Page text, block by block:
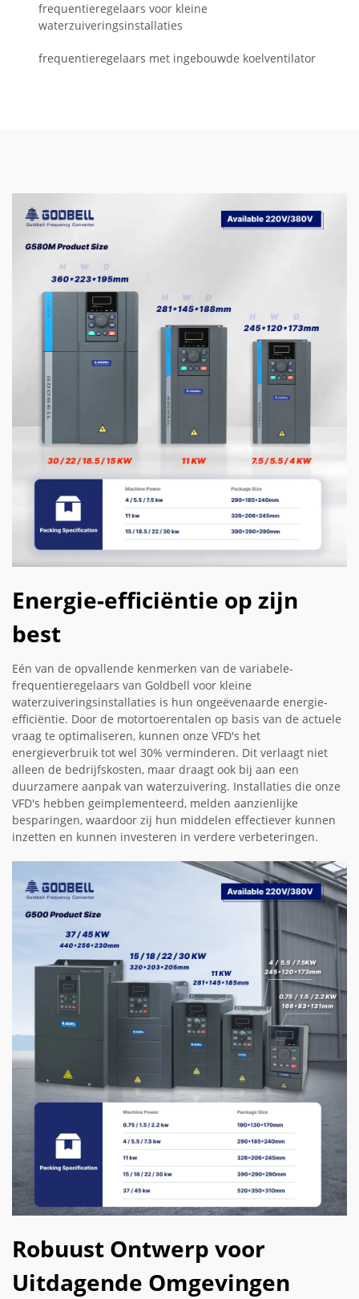
frequentieregelaars voor kleine
waterzuiveringsinstallaties
frequentieregelaars met ingebouwde koelventilator
Energie-efficiëntie op zijn
best
Eén van de opvallende kenmerken van de variabele-
frequentieregelaars van Goldbell voor kleine
waterzuiveringsinstallaties is hun ongeëvenaarde energie-
efficiëntie. Door de motortoerentalen op basis van de actuele
vraag te optimaliseren, kunnen onze VFD's het
energieverbruik tot wel 30% verminderen. Dit verlaagt niet
alleen de bedrijfskosten, maar draagt ook bij aan een
duurzamere aanpak van waterzuivering. Installaties die onze
VFD's hebben geïmplementeerd, melden aanzienlijke
besparingen, waardoor zij hun middelen effectiever kunnen
inzetten en kunnen investeren in verdere verbeteringen.
Robuust Ontwerp voor
Uitdagende Omgevingen